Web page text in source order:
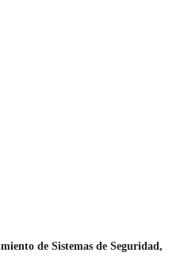
de Sistemas de Seguridad,